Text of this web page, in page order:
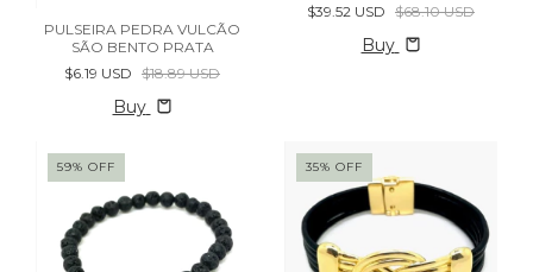
PULSEIRA PEDRA VULCÃO
SÃO BENTO PRATA
$6.19 USD $18.89 USD
Buy
$39.52 USD $68.10 USD
Buy
59% OFF 35% OFF